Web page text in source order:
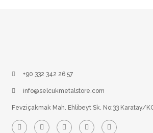
+90 332 342 26 57
info@selcukmetalstore.com
Fevziçakmak Mah. Ehlibeyt Sk. No:33 Karatay/